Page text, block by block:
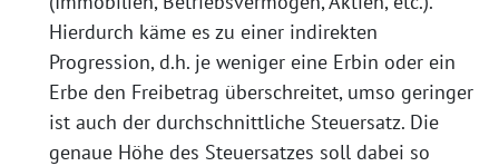
Hierdurch käme es zu einer indirekten
Progression, d.h. je weniger eine Erbin oder ein
Erbe den Freibetrag überschreitet, umso geringer
ist auch der durchschnittliche Steuersatz. Die
genaue Höhe des Steuersatzes soll dabei so